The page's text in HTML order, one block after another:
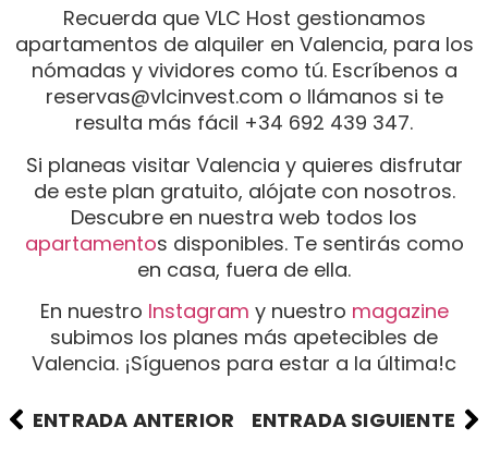
Recuerda que VLC Host gestionamos
apartamentos de alquiler en Valencia, para los
nómadas y vividores como tú. Escríbenos a
reservas@vlcinvest.com o llámanos si te
resulta más fácil +34 692 439 347.
Si planeas visitar Valencia y quieres disfrutar
de este plan gratuito, alójate con nosotros.
Descubre en nuestra web todos los
apartamentos disponibles. Te sentirás como
en casa, fuera de ella.
En nuestro Instagram y nuestro magazine
subimos los planes más apetecibles de
Valencia. ¡Síguenos para estar a la última!c
ENTRADA ANTERIOR ENTRADA SIGUIENTE